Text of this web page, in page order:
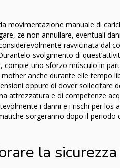
movimentazione manuale di
ze non annullare, eventuali
ravvicinata dal
svolgimento di
uno sforzo músculo in
anche durante elle tempo
oppure di dover sollecitare
attrezzatura e di competenze
i danni e i rischi per los
sorgeranno dopo il periodo
la